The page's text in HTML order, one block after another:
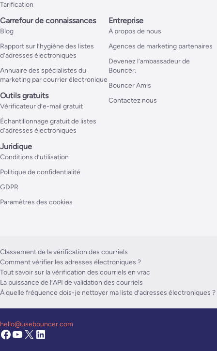
Tarification
Carrefour de connaissances
Blog
Rapport sur l’hygiène des listes
d’adresses électroniques
Annuaire des spécialistes du
marketing par courrier électronique
Outils gratuits
Vérificateur d’e-mail gratuit
Échantillonnage gratuit de listes
d’adresses électroniques
Entreprise
A propos de nous
Agences de marketing partenaires
Devenez l’ambassadeur de
Bouncer.
Bouncer Amis
Contactez nous
Juridique
Conditions d’utilisation
Politique de confidentialité
GDPR
Paramètres des cookies
Classement de la vérification des courriels
Comment vérifier les adresses électroniques ?
Tout savoir sur la vérification des courriels en vrac
La puissance de l’API de validation des courriels
À quelle fréquence dois-je nettoyer ma liste d’adresses électroniques ?
hello@usebouncer.com